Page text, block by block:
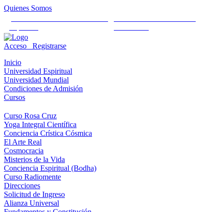
Quienes Somos
Acceso
Registrarse
Inicio
Universidad Espiritual
Universidad Mundial
Condiciones de Admisión
Cursos
Curso Rosa Cruz
Yoga Integral Científica
Conciencia Crística Cósmica
El Arte Real
Cosmocracia
Misterios de la Vida
Conciencia Espiritual (Bodha)
Curso Radiomente
Direcciones
Solicitud de Ingreso
Alianza Universal